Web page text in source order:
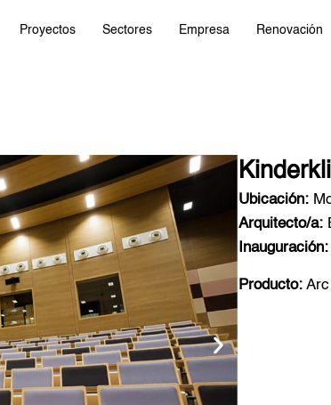
Proyectos Sectores Empresa Renovación
Ubicación:
Arquitecto/a:
Inauguración:
Producto: Arc